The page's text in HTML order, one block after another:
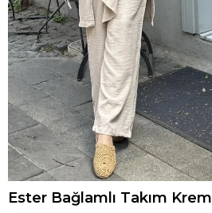
Ester Bağlamlı Takım Krem